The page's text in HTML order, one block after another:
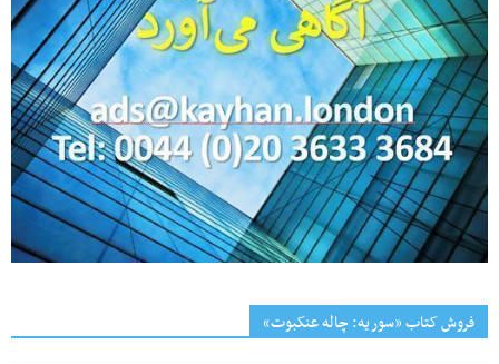
فروش کتاب «سوریه: چاله عنکبوت»